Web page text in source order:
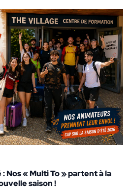
: Nos « Multi To » partent à la
saison !